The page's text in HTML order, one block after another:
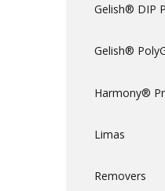
Gelish® DIP
Gelish®
Harmony®
Limas
Removers